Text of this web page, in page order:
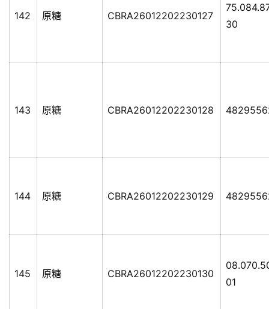
142 原糖 CBRA26012202230127
30
143 原糖 CBRA26012202230128
144 原糖 CBRA26012202230129
145 原糖 CBRA26012202230130
01